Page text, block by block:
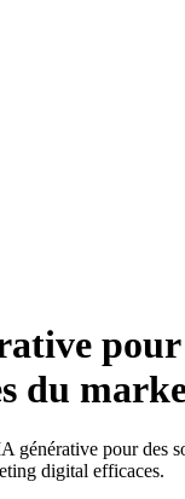
pour
du
générative pour des
digital efficaces.